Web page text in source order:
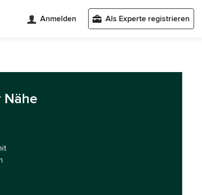
Anmelden Als Experte registrieren
Nähe